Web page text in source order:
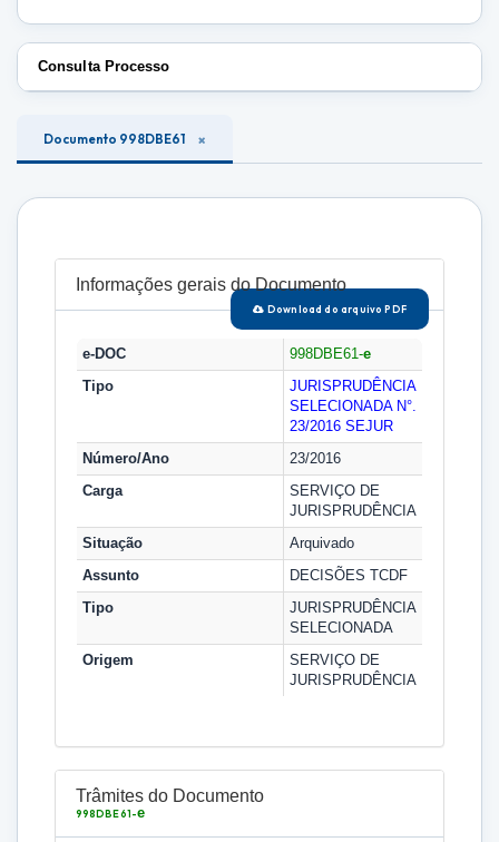
Consulta Processo
Documento 998DBE61
Informações gerais do Documento
Download do arquivo PDF
e-DOC 998DBE61-e
Tipo
JURISPRUDÊNCIA
SELECIONADA N°.
23/2016 SEJUR
Número/Ano
23/2016
Carga
SERVIÇO DE
JURISPRUDÊNCIA
Situação
Arquivado
Assunto
DECISÕES TCDF
Tipo
JURISPRUDÊNCIA
SELECIONADA
Origem
SERVIÇO DE
JURISPRUDÊNCIA
Trâmites do Documento
998DBE61-e